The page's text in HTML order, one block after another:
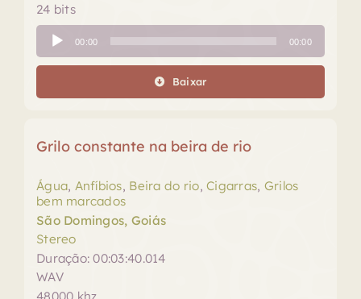
24 bits
Tocador
de
áudio
00:00 00:00
Baixar
Grilo constante na beira de rio
Água, Anfíbios, Beira do rio,Cigarras, Grilos
bem marcados
São Domingos, Goiás
Stereo
Duração: 00:03:40.014
WAV